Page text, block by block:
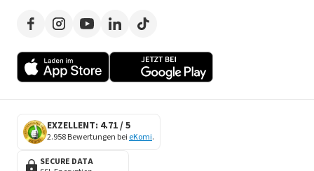
Werben auf LeasingMarkt.de
Händlerverzeichnis
EXZELLENT: 4.71 / 5
2.958 Bewertungen bei eKomi.
SECURE DATA